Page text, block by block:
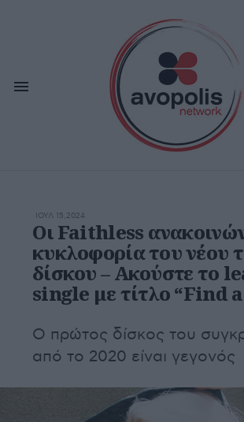
ΙΟΥΛ 15,2024
Οι Faithless
κυκλοφορία του νέου
δίσκου – Ακούστε το
single με τίτλο “Find
Ο πρώτος δίσκος του
από το 2020 είναι γεγονός